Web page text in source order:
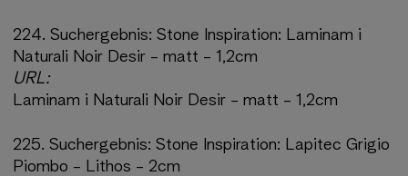
224. Suchergebnis:Stone Inspiration: Laminam i
Naturali Noir Desir - matt - 1,2cm
URL:
Laminam i Naturali Noir Desir - matt - 1,2cm
225. Suchergebnis:Stone Inspiration: Lapitec Grigio
Piombo - Lithos - 2cm